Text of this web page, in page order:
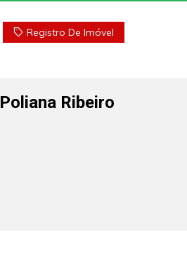
Registro De Imóvel
Poliana Ribeiro